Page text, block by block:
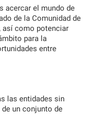
acercar el mundo de
de la Comunidad de
así como potenciar
para la
entre
las entidades sin
un conjunto de